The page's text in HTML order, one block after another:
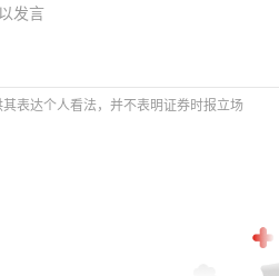
发言
表达个人看法，并不表明证券时报立场